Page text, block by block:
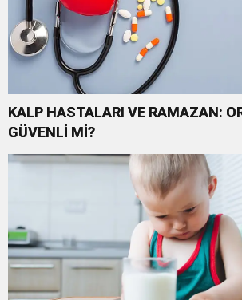
KALP HASTALARI VE RAMAZAN:
GÜVENLİ Mİ?